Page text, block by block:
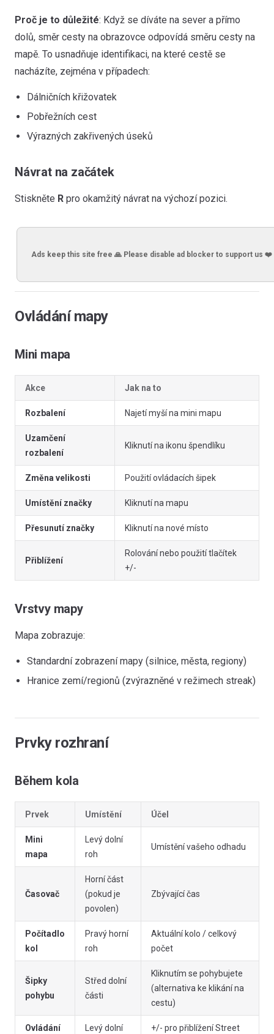
Proč je to důležité: Když se díváte na sever a přímo
dolů, směr cesty na obrazovce odpovídá směru cesty na
mapě. To usnadňuje identifikaci, na které cestě se
nacházíte, zejména v případech:
Dálničních křižovatek
Pobřežních cest
Výrazných zakřivených úseků
Návrat na začátek
Stiskněte R pro okamžitý návrat na výchozí pozici.
Ads keep this site free 🙏 Please disable ad blocker to support us ❤️
Ovládání mapy
Mini mapa
Akce Jak na to
Rozbalení Najetí myší na mini mapu
Uzamčení
rozbalení
Kliknutí na ikonu špendlíku
Změna velikosti Použití ovládacích šipek
Umístění značky Kliknutí na mapu
Přesunutí značky Kliknutí na nové místo
Přiblížení
Rolování nebo použití tlačítek
+/-
Vrstvy mapy
Mapa zobrazuje:
Standardní zobrazení mapy (silnice, města, regiony)
Hranice zemí/regionů (zvýrazněné v režimech streak)
Prvky rozhraní
Během kola
Prvek Umístění Účel
Mini
mapa
Levý dolní
roh
Umístění vašeho odhadu
Časovač
Horní část
(pokud je
povolen)
Zbývající čas
Počítadlo
kol
Pravý horní
roh
Aktuální kolo / celkový
počet
Šipky
pohybu
Střed dolní
části
Kliknutím se pohybujete
(alternativa ke klikání na
cestu)
Ovládání
Levý dolní
+/- pro přiblížení Street